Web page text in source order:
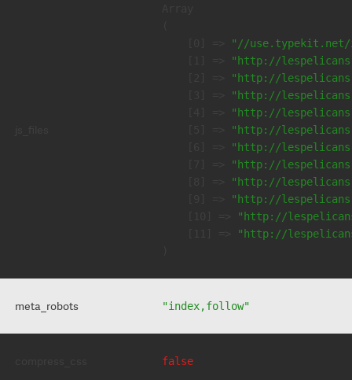
"//
"http://
"http://
"http://
"http://
"http://
"http://
"http://
"http://
"http://
"http://
"http://
meta_robots "index,follow"
false